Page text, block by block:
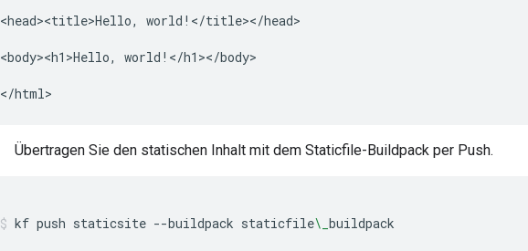
<head><title>Hello, world!</title></head>
<body><h1>Hello, world!</h1></body>
Übertragen Sie den statischen Inhalt mit dem Staticfile-Buildpack per Push.
kf push staticsite --buildpack staticfile\_ buildpack